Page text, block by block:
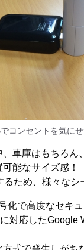
コンセントを気に
、車庫はもちろん
能なサイズ感！
ため、様々なシ
化で高度なセキュ
対応したGoogle